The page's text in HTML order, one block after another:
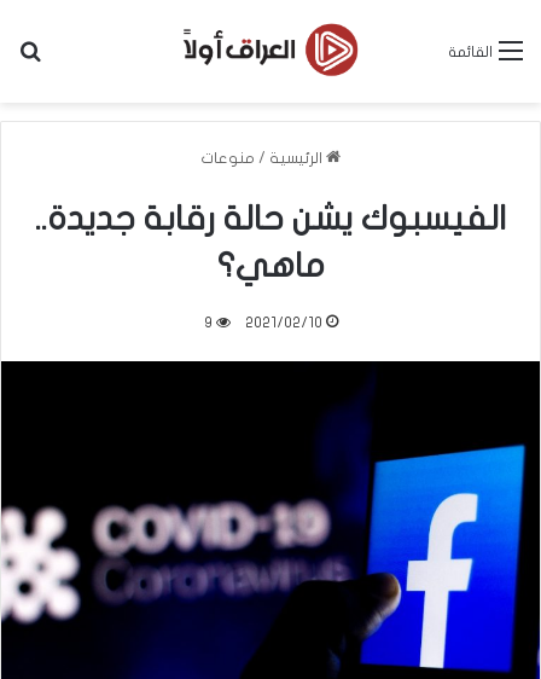
القائمة
الرئيسية / منوعات
الفيسبوك يشن حالة رقابة جديدة..
ماهي؟
2021/02/10
9